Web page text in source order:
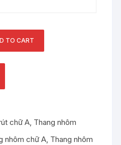
TO CART
chữ A, Thang nhôm
nhôm chữ A, Thang nhôm